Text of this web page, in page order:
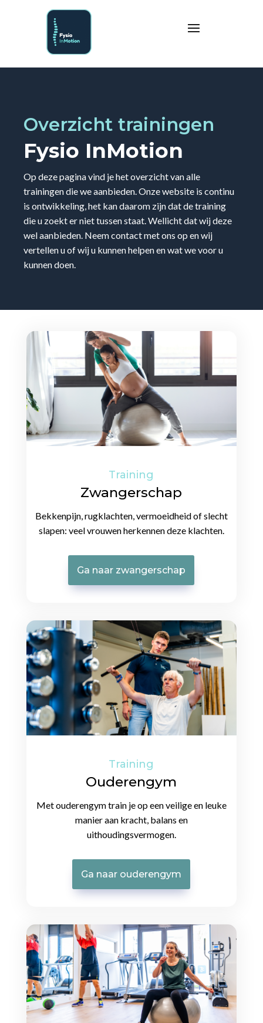
Overzicht trainingen
Fysio InMotion
Op deze pagina vind je het overzicht van alle
trainingen die we aanbieden. Onze website is continu
is ontwikkeling, het kan daarom zijn dat de training
die u zoekt er niet tussen staat. Wellicht dat wij deze
wel aanbieden. Neem contact met ons op en wij
vertellen u of wij u kunnen helpen en wat we voor u
kunnen doen.
Training
Zwangerschap
Bekkenpijn, rugklachten, vermoeidheid of slecht
slapen: veel vrouwen herkennen deze klachten.
Ga naar zwangerschap
Training
Ouderengym
Met ouderengym train je op een veilige en leuke
manier aan kracht, balans en
uithoudingsvermogen.
Ga naar ouderengym